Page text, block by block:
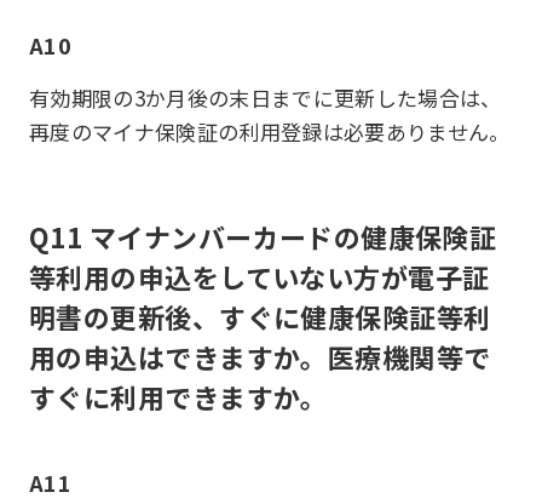
A10
有効期限の3か月後の末日までに更新した場合は、
再度のマイナ保険証の利用登録は必要ありません。
Q11 マイナンバーカードの健康保険証
等利用の申込をしていない方が電子証
明書の更新後、すぐに健康保険証等利
用の申込はできますか。医療機関等で
すぐに利用できますか。
A11